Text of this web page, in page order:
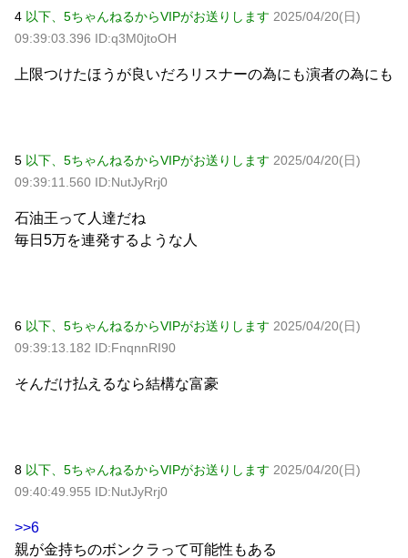
4 以下、5ちゃんねるからVIPがお送りします 2025/04/20(日)
09:39:03.396 ID:q3M0jtoOH
上限つけたほうが良いだろリスナーの為にも演者の為にも
5 以下、5ちゃんねるからVIPがお送りします 2025/04/20(日)
09:39:11.560 ID:NutJyRrj0
石油王って人達だね
毎日5万を連発するような人
6 以下、5ちゃんねるからVIPがお送りします 2025/04/20(日)
09:39:13.182 ID:FnqnnRI90
そんだけ払えるなら結構な富豪
8 以下、5ちゃんねるからVIPがお送りします 2025/04/20(日)
09:40:49.955 ID:NutJyRrj0
>>6
親が金持ちのボンクラって可能性もある